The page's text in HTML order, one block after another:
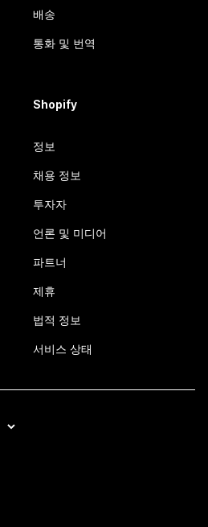
배송
통화 및 번역
Shopify
정보
채용 정보
투자자
언론 및 미디어
파트너
제휴
법적 정보
서비스 상태